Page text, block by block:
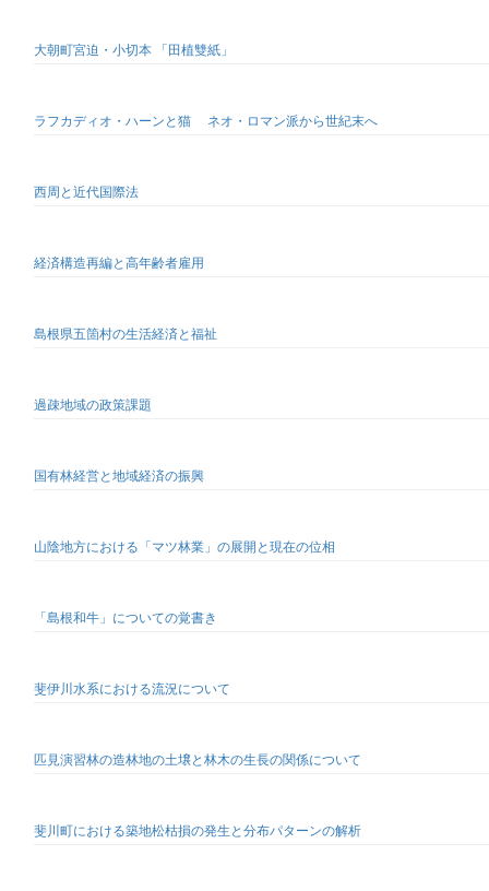
大朝町宮迫・小切本 「田植雙紙」
ラフカディオ・ハーンと猫 ネオ・ロマン派から世紀末へ
西周と近代国際法
経済構造再編と高年齢者雇用
島根県五箇村の生活経済と福祉
過疎地域の政策課題
国有林経営と地域経済の振興
山陰地方における「マツ林業」の展開と現在の位相
「島根和牛」についての覚書き
斐伊川水系における流況について
匹見演習林の造林地の土壌と林木の生長の関係について
斐川町における築地松枯損の発生と分布パターンの解析